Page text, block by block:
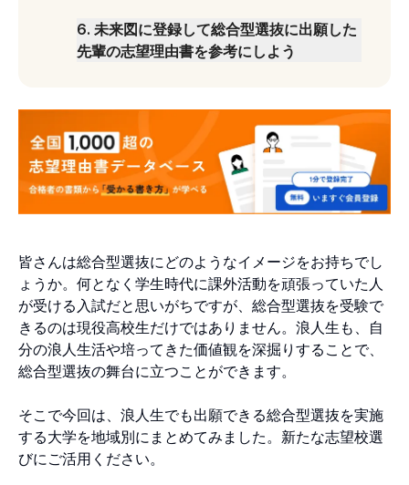
らう
一般入試の対策も怠らずに並行して進める
ックする
予備校に通っていなくても総合型選抜の対策は
できる？
6. 未来図に登録して総合型選抜に出願した
先輩の志望理由書を参考にしよう
皆さんは総合型選抜にどのようなイメージをお持ちでし
ょうか。何となく学生時代に課外活動を頑張っていた人
が受ける入試だと思いがちですが、総合型選抜を受験で
きるのは現役高校生だけではありません。浪人生も、自
分の浪人生活や培ってきた価値観を深掘りすることで、
総合型選抜の舞台に立つことができます。
そこで今回は、浪人生でも出願できる総合型選抜を実施
する大学を地域別にまとめてみました。新たな志望校選
びにご活用ください。